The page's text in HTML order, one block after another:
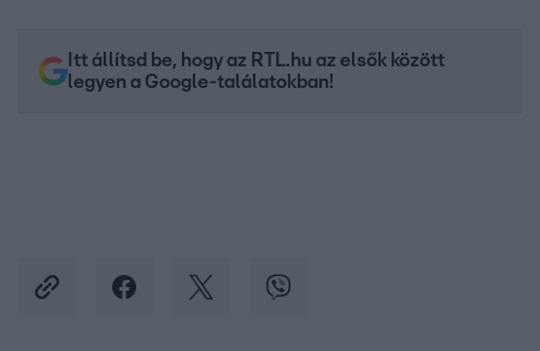
Itt állítsd be, hogy az RTL.hu az elsők között
legyen a Google-találatokban!